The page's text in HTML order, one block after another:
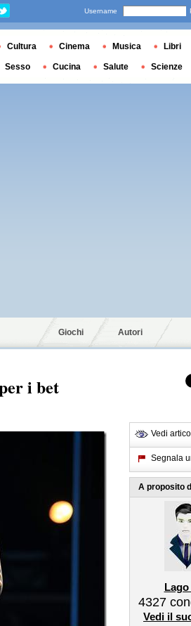
Giochi Autori
i bet
Vedi
Segnala
A proposito
4327
Vedi il
Username
Cultura Cinema Musica Libri
Sesso Cucina Salute Scienze